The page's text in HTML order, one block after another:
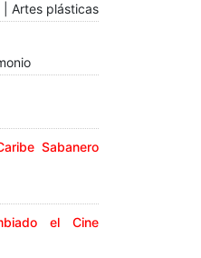
| Artes plásticas
Sabanero
el Cine